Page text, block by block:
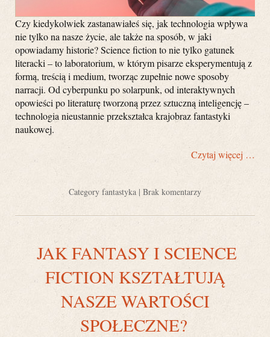
Czy kiedykolwiek zastanawiałeś się, jak technologia wpływa
nie tylko na nasze życie, ale także na sposób, w jaki
opowiadamy historie? Science fiction to nie tylko gatunek
literacki – to laboratorium, w którym pisarze eksperymentują z
formą, treścią i medium, tworząc zupełnie nowe sposoby
narracji. Od cyberpunku po solarpunk, od interaktywnych
opowieści po literaturę tworzoną przez sztuczną inteligencję –
technologia nieustannie przekształca krajobraz fantastyki
naukowej.
Czytaj więcej …
Category fantastyka | Brak komentarzy
JAK FANTASY I SCIENCE
FICTION KSZTAŁTUJĄ
NASZE WARTOŚCI
SPOŁECZNE?